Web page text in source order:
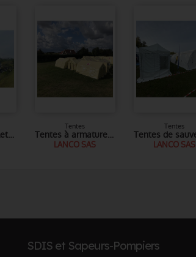
Tentes exosquelette RDT
Tentes
Tentes à armature gonflable ARZ
LANCO SAS
Tentes
LANCO SAS
SDIS et Sapeurs-Pompiers